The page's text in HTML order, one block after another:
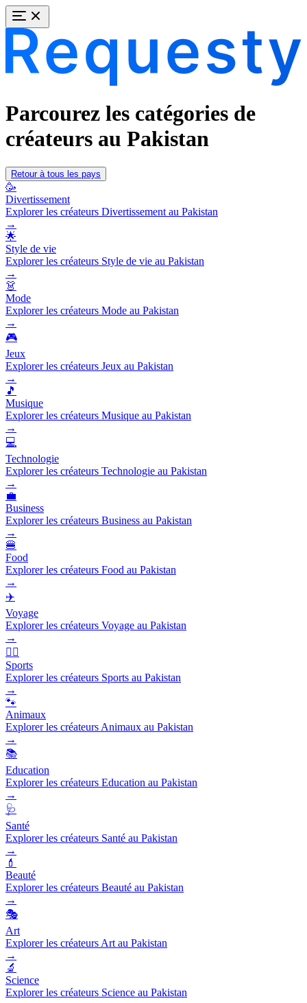
Parcourez les catégories de
créateurs au Pakistan
Retour à tous les pays
🥳
Divertissement
Explorer les créateurs Divertissement au Pakistan
→
🌟
Style de vie
Explorer les créateurs Style de vie au Pakistan
→
👗
Mode
Explorer les créateurs Mode au Pakistan
→
🎮
Jeux
Explorer les créateurs Jeux au Pakistan
→
🎵
Musique
Explorer les créateurs Musique au Pakistan
→
💻
Technologie
Explorer les créateurs Technologie au Pakistan
→
💼
Business
Explorer les créateurs Business au Pakistan
→
🍔
Food
Explorer les créateurs Food au Pakistan
→
✈️
Voyage
Explorer les créateurs Voyage au Pakistan
→
🏃‍♂️
Sports
Explorer les créateurs Sports au Pakistan
→
🐾
Animaux
Explorer les créateurs Animaux au Pakistan
→
📚
Education
Explorer les créateurs Education au Pakistan
→
🩺
Santé
Explorer les créateurs Santé au Pakistan
→
💄
Beauté
Explorer les créateurs Beauté au Pakistan
→
🎭
Art
Explorer les créateurs Art au Pakistan
→
🔬
Science
Explorer les créateurs Science au Pakistan